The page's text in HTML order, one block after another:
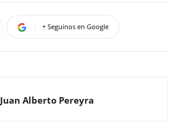
+ Seguinos en Google
Juan Alberto Pereyra